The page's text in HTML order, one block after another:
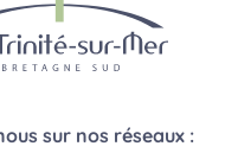
sur nos réseaux :